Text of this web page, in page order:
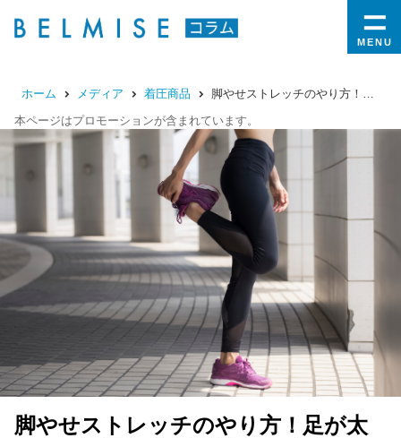
MENU
ホーム メディア 着圧商品
脚やせストレッチのやり方！足が太くなる原因や効果を高めるポイントを紹介
本ページはプロモーションが含まれています。
脚やせストレッチのやり方！足が太